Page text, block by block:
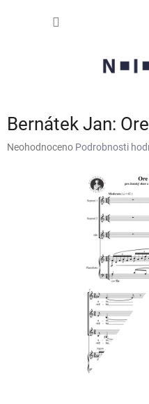
Bernátek Jan:
Průměrné
Neohodnoceno Podrobnosti